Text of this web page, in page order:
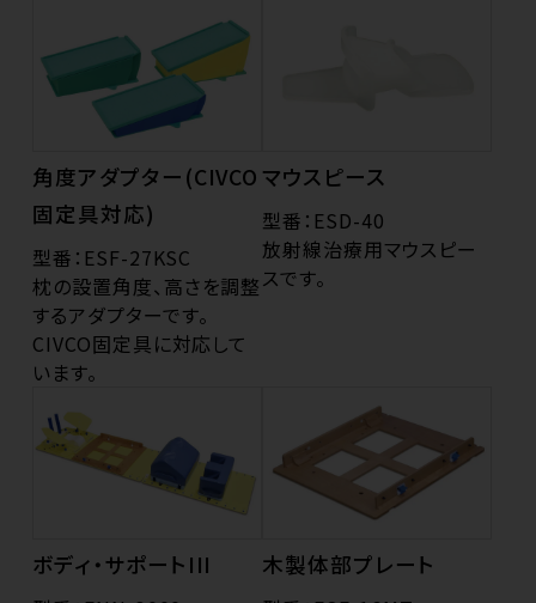
角度アダプター(CIVCO
固定具対応)
型番：ESF-27KSC
枕の設置角度、高さを調整
するアダプターです。
CIVCO固定具に対応して
います。
マウスピース
型番：ESD-40
放射線治療用マウスピー
スです。
ボディ・サポートIII 木製体部プレート